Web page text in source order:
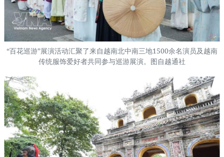
“百花巡游”展演活动汇聚了来自越南北中南三地1500余名演员及越南
传统服饰爱好者共同参与巡游展演。图自越通社